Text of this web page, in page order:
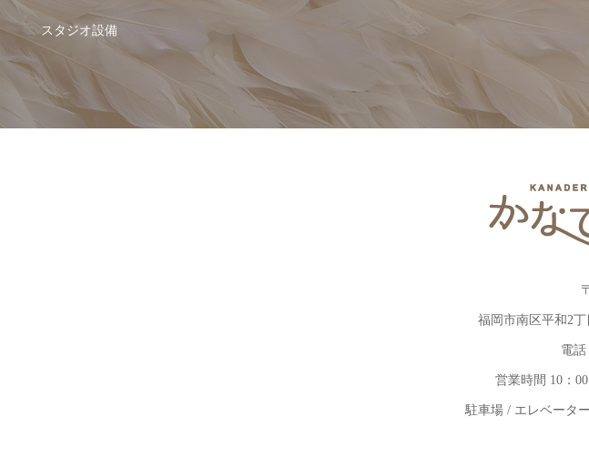
スタジオ設備
福岡市南区平和2
電話
営業時間 10：
駐車場 / エレベータ